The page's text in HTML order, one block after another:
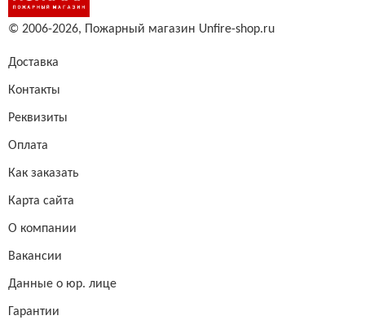
© 2006-2026, Пожарный магазин Unfire-shop.ru
Доставка
Контакты
Реквизиты
Оплата
Как заказать
Карта сайта
О компании
Вакансии
Данные о юр. лице
Гарантии